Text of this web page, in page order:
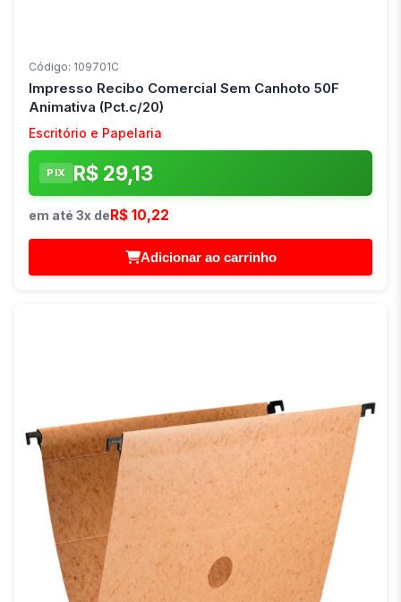
Código: 109701C
Impresso Recibo Comercial Sem Canhoto 50F
Animativa (Pct.c/20)
Escritório e Papelaria
PIX R$ 29,13
em até 3x deR$ 10,22
Adicionar ao carrinho